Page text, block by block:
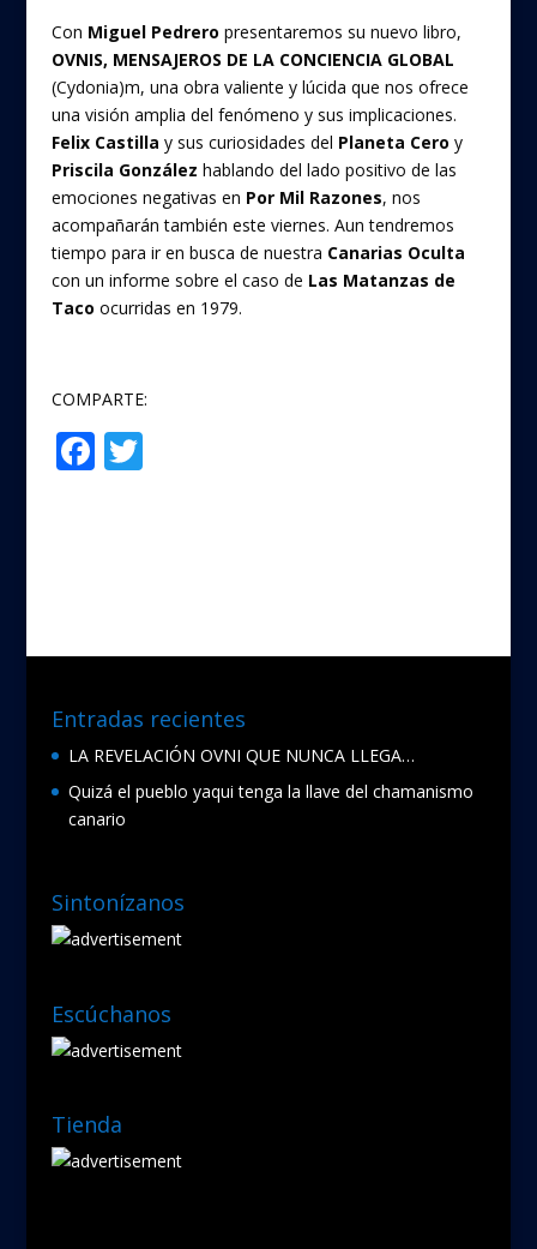
Con Miguel Pedrero presentaremos su nuevo libro,
OVNIS, MENSAJEROS DE LA CONCIENCIA GLOBAL
(Cydonia)m, una obra valiente y lúcida que nos ofrece
una visión amplia del fenómeno y sus implicaciones.
Felix Castilla y sus curiosidades del Planeta Cero y
Priscila González hablando del lado positivo de las
emociones negativas en Por Mil Razones, nos
acompañarán también este viernes. Aun tendremos
tiempo para ir en busca de nuestra Canarias Oculta
con un informe sobre el caso de Las Matanzas de
Taco ocurridas en 1979.
COMPARTE:
F
o
T
Entradas recientes
LA REVELACIÓN OVNI QUE NUNCA LLEGA…
Quizá el pueblo yaqui tenga la llave del chamanismo
canario
Sintonízanos
Escúchanos
Tienda